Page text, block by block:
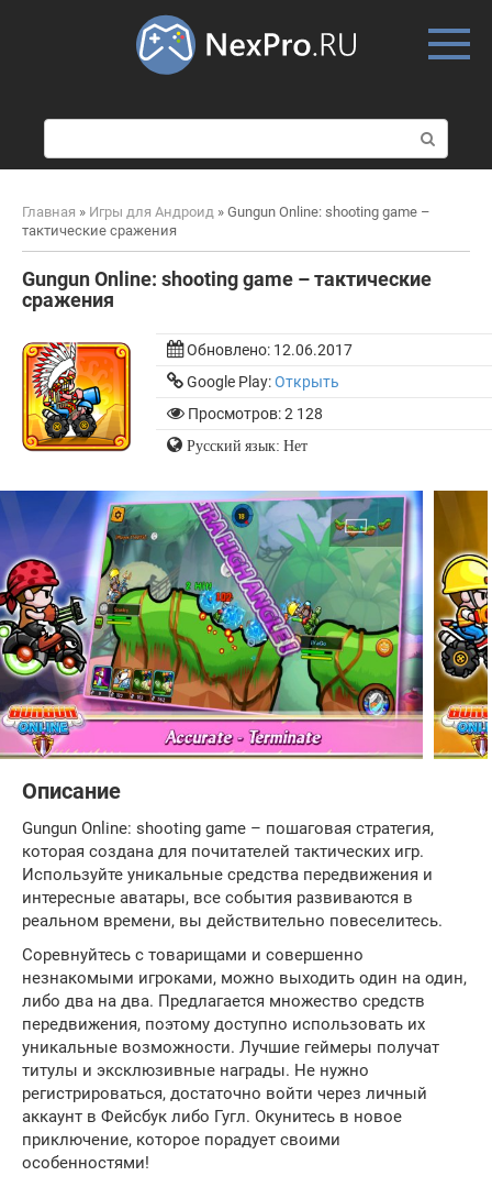
о
и
к
Главная » Игры для Андроид » Gungun Online: shooting game –
тактические сражения
Gungun Online: shooting game – тактические
сражения
Обновлено: 12.06.2017
Google Play:Открыть
Просмотров: 2 128
Русский язык: Нет
Описание
Gungun Online: shooting game – пошаговая стратегия,
которая создана для почитателей тактических игр.
Используйте уникальные средства передвижения и
интересные аватары, все события развиваются в
реальном времени, вы действительно повеселитесь.
Соревнуйтесь с товарищами и совершенно
незнакомыми игроками, можно выходить один на один,
либо два на два. Предлагается множество средств
передвижения, поэтому доступно использовать их
уникальные возможности. Лучшие геймеры получат
титулы и эксклюзивные награды. Не нужно
регистрироваться, достаточно войти через личный
аккаунт в Фейсбук либо Гугл. Окунитесь в новое
приключение, которое порадует своими
особенностями!